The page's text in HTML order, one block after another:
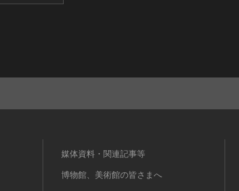
媒体資料・関連記事等
博物館、美術館の皆さまへ